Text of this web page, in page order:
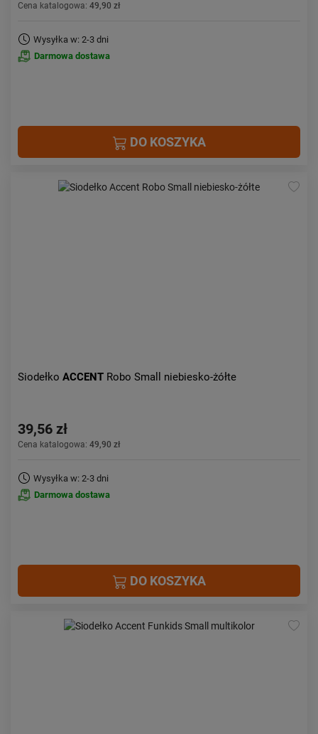
Cena katalogowa: 49,90 zł
Wysyłka w: 2-3 dni
Darmowa dostawa
DO KOSZYKA
Siodełko ACCENT Robo Small niebiesko-żółte
39,56 zł
Cena katalogowa: 49,90 zł
Wysyłka w: 2-3 dni
Darmowa dostawa
DO KOSZYKA